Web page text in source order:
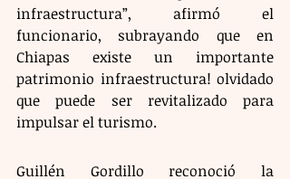
infraestructura”, afirmó el
funcionario, subrayando que en
Chiapas existe un importante
patrimonio infraestructura! olvidado
que puede ser revitalizado para
impulsar el turismo.
Guillén Gordillo reconoció la